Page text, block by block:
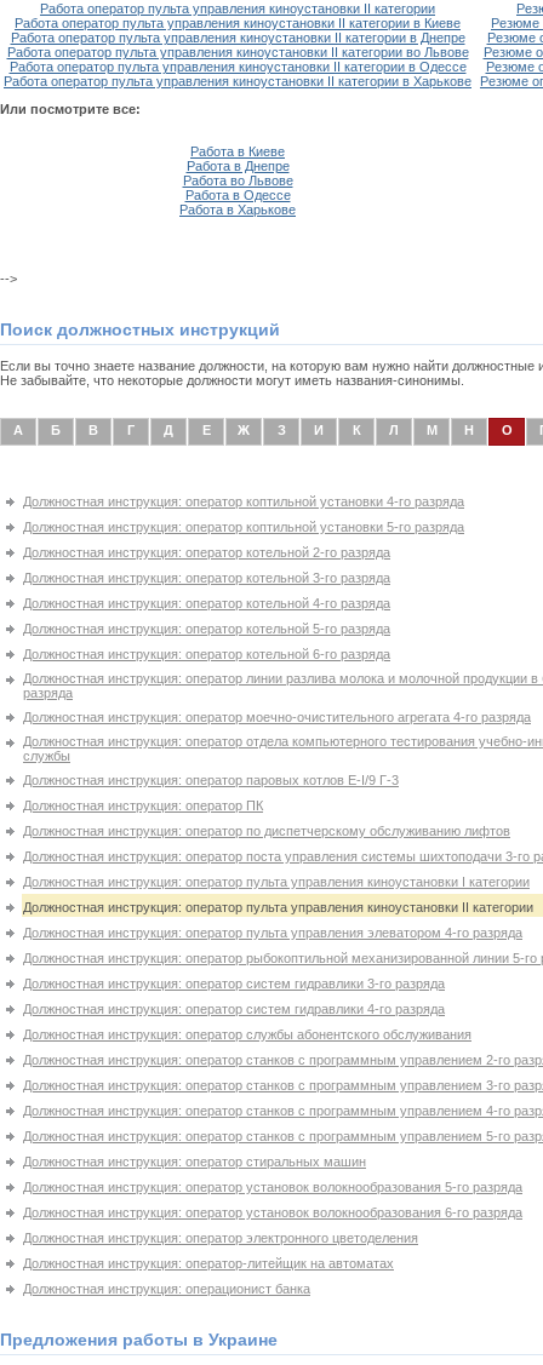
Работа оператор пульта управления киноустановки IІ категории
Работа оператор пульта управления киноустановки IІ категории в Киеве
Резюме
Работа оператор пульта управления киноустановки IІ категории в Днепре
Резюме
Работа оператор пульта управления киноустановки IІ категории во Львове
Резюме
Работа оператор пульта управления киноустановки IІ категории в Одессе
Резюме
Работа оператор пульта управления киноустановки IІ категории в Харькове
Резюме
Или посмотрите все:
Работа в Киеве
Работа в Днепре
Работа во Львове
Работа в Одессе
Работа в Харькове
-->
Поиск должностных инструкций
Если вы точно знаете название должности, на которую вам нужно найти
Не забывайте, что некоторые должности могут иметь названия-синонимы.
А Б В Г Д Е Ж З И К Л М Н О
Должностная инструкция: оператор коптильной установки 4-го разряда
Должностная инструкция: оператор коптильной установки 5-го разряда
Должностная инструкция: оператор котельной 2-го разряда
Должностная инструкция: оператор котельной 3-го разряда
Должностная инструкция: оператор котельной 4-го разряда
Должностная инструкция: оператор котельной 5-го разряда
Должностная инструкция: оператор котельной 6-го разряда
Должностная инструкция: оператор линии разлива молока и молочной продукции в
разряда
Должностная инструкция: оператор моечно-очистительного агрегата 4-го разряда
Должностная инструкция: оператор отдела компьютерного тестирования учебно-
службы
Должностная инструкция: оператор паровых котлов E-I/9 Г-3
Должностная инструкция: оператор ПК
Должностная инструкция: оператор по диспетчерскому обслуживанию лифтов
Должностная инструкция: оператор поста управления системы шихтоподачи 3-го
Должностная инструкция: оператор пульта управления киноустановки I категории
Должностная инструкция: оператор пульта управления киноустановки IІ категории
Должностная инструкция: оператор пульта управления элеватором 4-го разряда
Должностная инструкция: оператор рыбокоптильной механизированной линии 5-го
Должностная инструкция: оператор систем гидравлики 3-го разряда
Должностная инструкция: оператор систем гидравлики 4-го разряда
Должностная инструкция: оператор службы абонентского обслуживания
Должностная инструкция: оператор станков с программным управлением 2-го
Должностная инструкция: оператор станков с программным управлением 3-го
Должностная инструкция: оператор станков с программным управлением 4-го
Должностная инструкция: оператор станков с программным управлением 5-го
Должностная инструкция: оператор стиральных машин
Должностная инструкция: оператор установок волокнообразования 5-го разряда
Должностная инструкция: оператор установок волокнообразования 6-го разряда
Должностная инструкция: оператор электронного цветоделения
Должностная инструкция: оператор-литейщик на автоматах
Должностная инструкция: операционист банка
Предложения работы в Украине